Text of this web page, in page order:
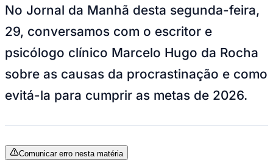
No Jornal da Manhã desta segunda-feira,
29, conversamos com o escritor e
psicólogo clínico Marcelo Hugo da Rocha
sobre as causas da procrastinação e como
evitá-la para cumprir as metas de 2026.
Comunicar erro nesta matéria